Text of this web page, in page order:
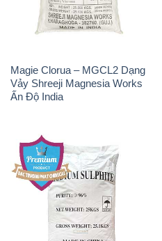
Magie Clorua – MGCL2 Dạng
Vảy Shreeji Magnesia Works
Ấn Độ India